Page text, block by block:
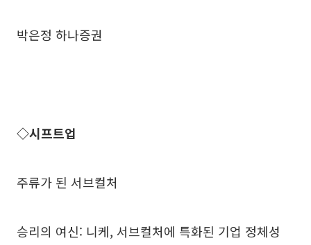
박은정 하나증권
◇시프트업
주류가 된 서브컬처
승리의 여신: 니케, 서브컬처에 특화된 기업 정체성